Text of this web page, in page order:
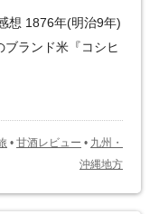
想 1876年(明治9年)
ランド米『コシヒ
• 甘酒レビュー • 九州・
沖縄地方